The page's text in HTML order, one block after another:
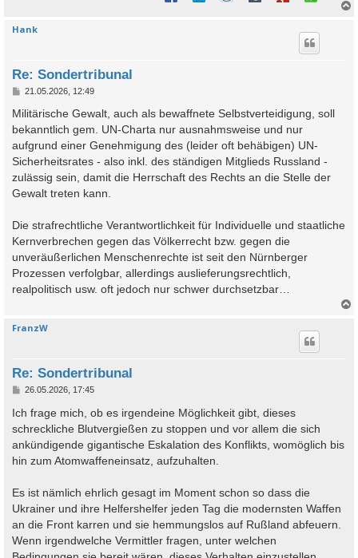
Hank
Re: Sondertribunal
B
i
r
a
g
21.05.2026, 12:49
Militärische Gewalt, auch als bewaffnete Selbstverteidigung, soll
bekanntlich gem. UN-Charta nur ausnahmsweise und nur
aufgrund einer Genehmigung des (leider oft behäbigen) UN-
Sicherheitsrates - also inkl. des ständigen Mitglieds Russland -
zulässig sein, damit die Herrschaft des Rechts an die Stelle der
Gewalt treten kann.
Die strafrechtliche Verantwortlichkeit für Individuelle und staatliche
Kernverbrechen gegen das Völkerrecht bzw. gegen die
unveräußerlichen Menschenrechte ist seit den Nürnberger
Prozessen verfolgbar, allerdings auslieferungsrechtlich,
realpolitisch usw. oft jedoch nur schwer durchsetzbar…
FranzW
Re: Sondertribunal
B
i
t
r
a
g
26.05.2026, 17:45
Ich frage mich, ob es irgendeine Möglichkeit gibt, dieses
schreckliche Blutvergießen zu stoppen und vor allem die sich
ankündigende gigantische Eskalation des Konflikts, womöglich bis
hin zum Atomwaffeneinsatz, aufzuhalten.
Es ist nämlich ehrlich gesagt im Moment schon so dass die
Ukrainer und ihre Helfershelfer jeden Tag die modernsten Waffen
an die Front karren und sie hemmungslos auf Rußland abfeuern.
Wenn irgendwelche Vermittler fragen, unter welchen